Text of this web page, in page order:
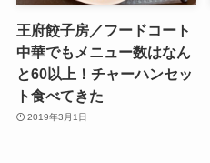
王府餃子房／フードコート
中華でもメニュー数はなん
と60以上！チャーハンセッ
ト食べてきた
2019年3月1日